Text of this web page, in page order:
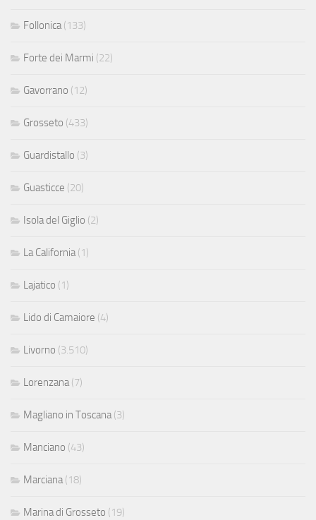
Follonica (133)
Forte dei Marmi (22)
Gavorrano (12)
Grosseto (433)
Guardistallo (3)
Guasticce (20)
Isola del Giglio (2)
La California (1)
Lajatico (1)
Lido di Camaiore (4)
Livorno (3.510)
Lorenzana (7)
Magliano in Toscana (3)
Manciano (43)
Marciana (18)
Marina di Grosseto (19)